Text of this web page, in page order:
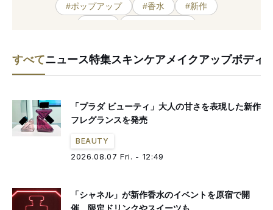
#ポップアップ
#香水
#新作
#数量限定
#フレグランス
#オーガニック
すべてニュース特集スキンケアメイクアップボディ
「プラダ ビューティ」大人の甘さを表現した新作
フレグランスを発売
BEAUTY
2026.08.07 Fri. - 12:49
「シャネル」が新作香水のイベントを原宿で開